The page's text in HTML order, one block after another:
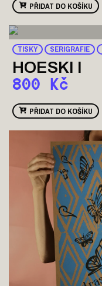
PŘIDAT DO KOŠÍKU
TISKY SERIGRAFIE
HOESKI I
800 Kč
PŘIDAT DO KOŠÍKU